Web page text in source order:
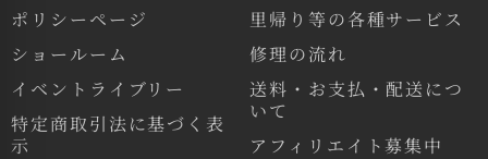
ポリシーページ
ショールーム
イベントライブリー
特定商取引法に基づく表
示
里帰り等の各種サービス
修理の流れ
送料・お支払・配送につ
いて
アフィリエイト募集中